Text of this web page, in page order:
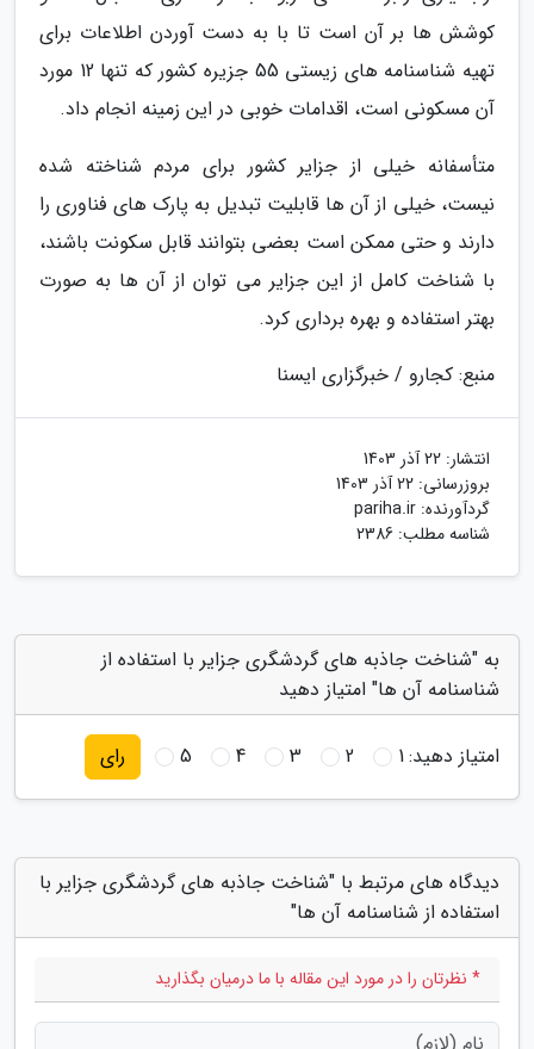
کوشش ها بر آن است تا با به دست آوردن اطلاعات برای
تهیه شناسنامه های زیستی 55 جزیره کشور که تنها 12 مورد
آن مسکونی است، اقدامات خوبی در این زمینه انجام داد.
متأسفانه خیلی از جزایر کشور برای مردم شناخته شده
نیست، خیلی از آن ها قابلیت تبدیل به پارک های فناوری را
دارند و حتی ممکن است بعضی بتوانند قابل سکونت باشند،
با شناخت کامل از این جزایر می توان از آن ها به صورت
بهتر استفاده و بهره برداری کرد.
منبع: کجارو / خبرگزاری ایسنا
انتشار: 22 آذر 1403
بروزرسانی: 22 آذر 1403
گردآورنده: pariha.ir
شناسه مطلب: 2386
به "شناخت جاذبه های گردشگری جزایر با استفاده از
شناسنامه آن ها" امتیاز دهید
امتیاز دهید:1
2
3
4
5 رای
دیدگاه های مرتبط با "شناخت جاذبه های گردشگری جزایر با
استفاده از شناسنامه آن ها"
* نظرتان را در مورد این مقاله با ما درمیان بگذارید